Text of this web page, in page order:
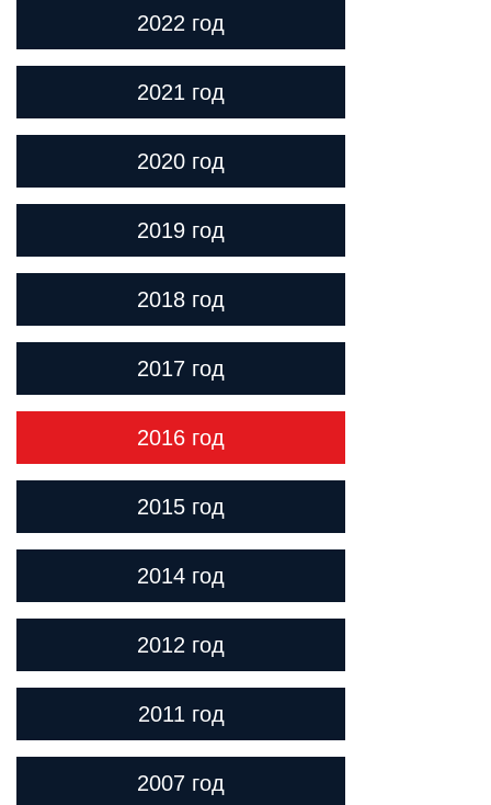
2022 год
2021 год
2020 год
2019 год
2018 год
2017 год
2016 год
2015 год
2014 год
2012 год
2011 год
2007 год